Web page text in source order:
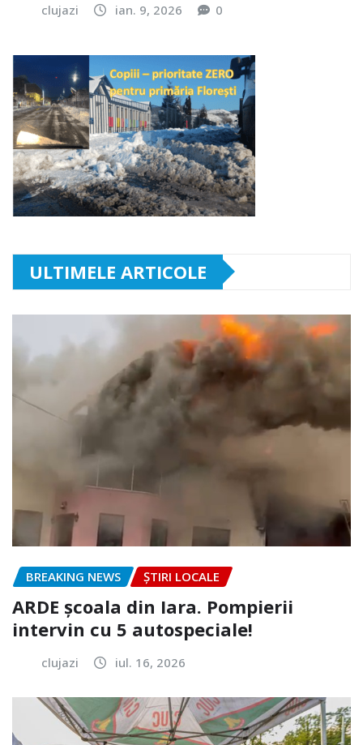
clujazi ian. 9, 2026 0
ULTIMELE ARTICOLE
BREAKING NEWS ȘTIRI LOCALE
ARDE școala din Iara. Pompierii
intervin cu 5 autospeciale!
clujazi iul. 16, 2026